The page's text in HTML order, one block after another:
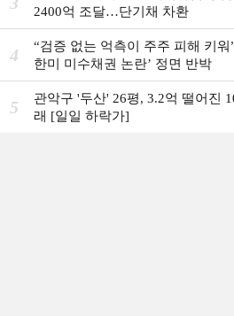
2400억 조달…단기채 차환
4
“검증 없는 억측이 주주 피해 키
한미 미수채권 논란’ 정면 반박
5
관악구 '두산' 26평, 3.2억 떨어진
래 [일일 하락가]